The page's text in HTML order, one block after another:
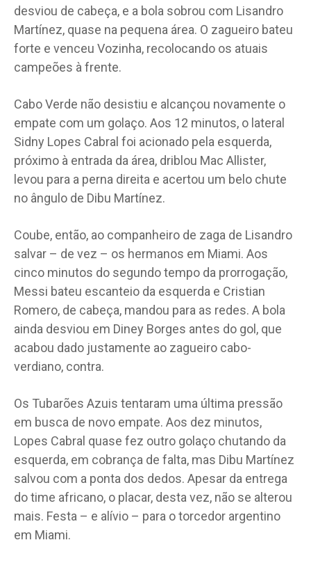
desviou de cabeça, e a bola sobrou com Lisandro
Martínez, quase na pequena área. O zagueiro bateu
forte e venceu Vozinha, recolocando os atuais
campeões à frente.
Cabo Verde não desistiu e alcançou novamente o
empate com um golaço. Aos 12 minutos, o lateral
Sidny Lopes Cabral foi acionado pela esquerda,
próximo à entrada da área, driblou Mac Allister,
levou para a perna direita e acertou um belo chute
no ângulo de Dibu Martínez.
Coube, então, ao companheiro de zaga de Lisandro
salvar – de vez – os hermanos em Miami. Aos
cinco minutos do segundo tempo da prorrogação,
Messi bateu escanteio da esquerda e Cristian
Romero, de cabeça, mandou para as redes. A bola
ainda desviou em Diney Borges antes do gol, que
acabou dado justamente ao zagueiro cabo-
verdiano, contra.
Os Tubarões Azuis tentaram uma última pressão
em busca de novo empate. Aos dez minutos,
Lopes Cabral quase fez outro golaço chutando da
esquerda, em cobrança de falta, mas Dibu Martínez
salvou com a ponta dos dedos. Apesar da entrega
do time africano, o placar, desta vez, não se alterou
mais. Festa – e alívio – para o torcedor argentino
em Miami.